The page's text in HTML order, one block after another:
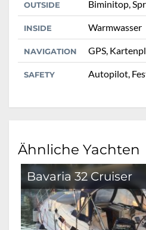
OUTSIDE Biminitop,
INSIDE Warmwasser
NAVIGATION GPS,
SAFETY Autopilot,
Ähnliche Yachten
Bavaria 32 Cruiser